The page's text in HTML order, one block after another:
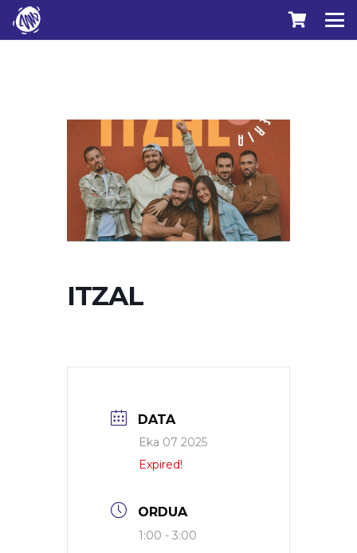
ITZAL
DATA
Eka 07 2025
Expired!
ORDUA
1:00 - 3:00